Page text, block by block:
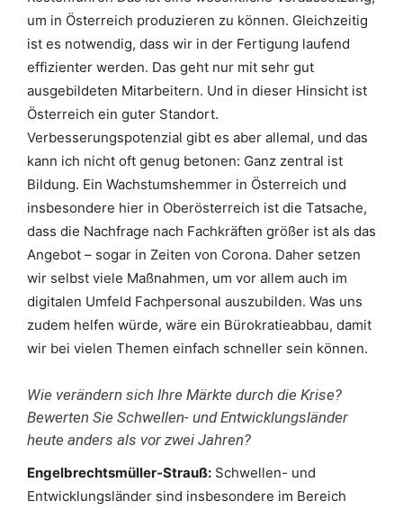
um in Österreich produzieren zu können. Gleichzeitig
ist es notwendig, dass wir in der Fertigung laufend
effizienter werden. Das geht nur mit sehr gut
ausgebildeten Mitarbeitern. Und in dieser Hinsicht ist
Österreich ein guter Standort.
Verbesserungspotenzial gibt es aber allemal, und das
kann ich nicht oft genug betonen: Ganz zentral ist
Bildung. Ein Wachstumshemmer in Österreich und
insbesondere hier in Oberösterreich ist die Tatsache,
dass die Nachfrage nach Fachkräften größer ist als das
Angebot – sogar in Zeiten von Corona. Daher setzen
wir selbst viele Maßnahmen, um vor allem auch im
digitalen Umfeld Fachpersonal auszubilden. Was uns
zudem helfen würde, wäre ein Bürokratieabbau, damit
wir bei vielen Themen einfach schneller sein können.
Wie verändern sich Ihre Märkte durch die Krise?
Bewerten Sie Schwellen- und Entwicklungsländer
heute anders als vor zwei Jahren?
Engelbrechtsmüller-Strauß: Schwellen- und
Entwicklungsländer sind insbesondere im Bereich